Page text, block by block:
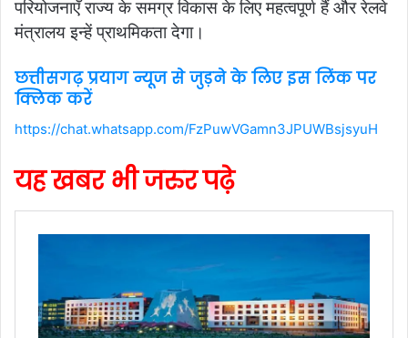
परियोजनाएँ राज्य के समग्र विकास के लिए महत्वपूर्ण हैं और रेलवे
मंत्रालय इन्हें प्राथमिकता देगा।
छत्तीसगढ़ प्रयाग न्यूज से जुड़ने के लिए इस लिंक पर
क्लिक करें
https://chat.whatsapp.com/FzPuwVGamn3JPUWBsjsyuH
यह खबर भी जरुर पढ़े